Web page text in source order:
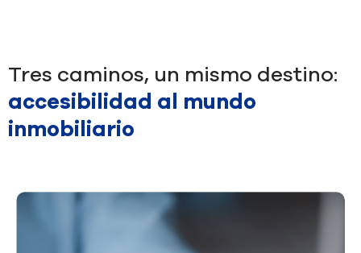
Tres caminos, un mismo destino:
accesibilidad al mundo
inmobiliario